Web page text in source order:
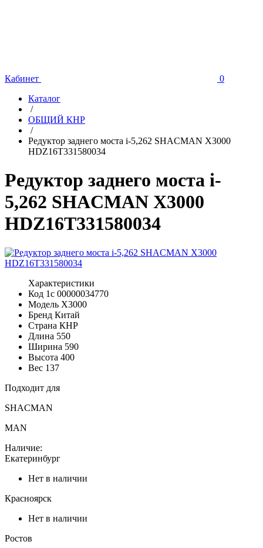
Кабинет
0
Каталог
/
ОБЩИЙ КНР
/
Редуктор заднего моста i-5,262 SHACMAN X3000
HDZ16T331580034
Редуктор заднего моста i-
5,262 SHACMAN X3000
HDZ16T331580034
Характеристики
Код 1с 00000034770
Модель X3000
Бренд Китай
Страна КНР
Длина 550
Ширина 590
Высота 400
Вес 137
Подходит для
SHACMAN
MAN
Наличие:
Екатеринбург
Нет в наличии
Красноярск
Нет в наличии
Ростов